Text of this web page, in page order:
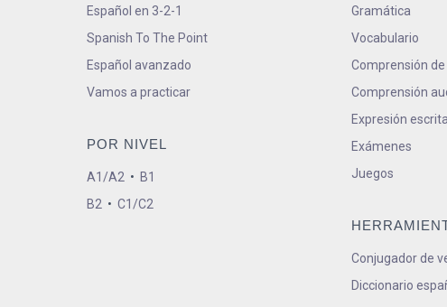
Español en 3-2-1
Spanish To The Point
Español avanzado
Vamos a practicar
POR NIVEL
A1/A2 • B1
B2 • C1/C2
Gramática
Vocabulario
Comprensión
Comprensión
Expresión escrita
Exámenes
Juegos
Conjugador de
Diccionario